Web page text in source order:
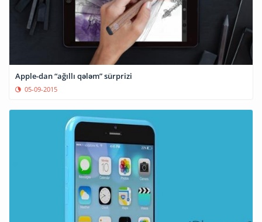
Apple-dan “ağıllı qələm” sürprizi
05-09-2015